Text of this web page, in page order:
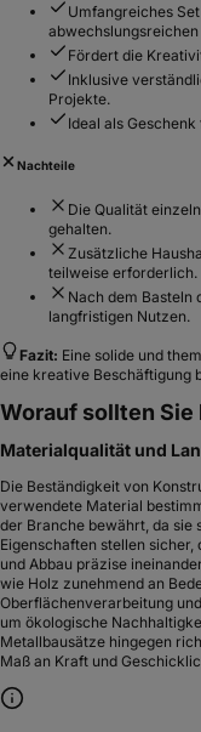
Umfangreiches
abwechslungsreichen
Fördert die
Inklusive
Projekte.
Ideal als
Nachteile
Die Qualität
gehalten.
Zusätzliche
teilweise erforderlich.
Nach dem Basteln
langfristigen Nutzen.
Fazit: Eine solide und
eine kreative Beschäftigung
Worauf sollten Sie
Materialqualität und
Die Beständigkeit von
verwendete Material
der Branche bewährt, da sie
Eigenschaften stellen
und Abbau präzise
wie Holz zunehmend an
Oberflächenverarbeitung
um ökologische
Metallbausätze hingegen
Maß an Kraft und